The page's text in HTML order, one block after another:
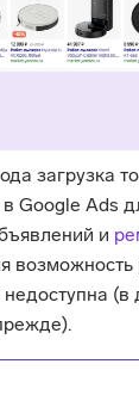
загрузка
Google Ads
и
(в